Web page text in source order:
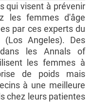
qui visent à prévenir
les femmes d'âge
par ces experts du
(Los Angeles). Des
dans les Annals of
les femmes à
de poids mais
à une meilleure
chez leurs patientes